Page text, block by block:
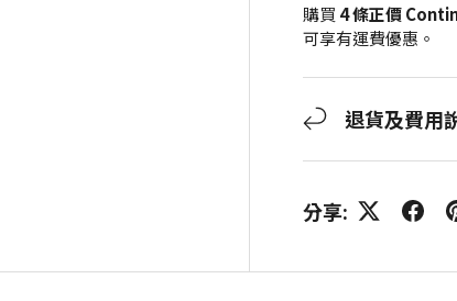
購買 4 條正價
可享有運費優惠。
退貨及費用
分享: